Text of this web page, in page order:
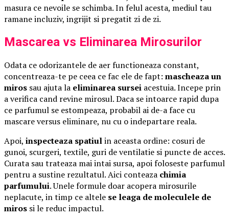
masura ce nevoile se schimba. In felul acesta, mediul tau
ramane incluziv, ingrijit si pregatit zi de zi.
Mascarea vs Eliminarea Mirosurilor
Odata ce odorizantele de aer functioneaza constant,
concentreaza-te pe ceea ce fac ele de fapt: mascheaza un
miros sau ajuta la eliminarea sursei acestuia. Incepe prin
a verifica cand revine mirosul. Daca se intoarce rapid dupa
ce parfumul se estompeaza, probabil ai de-a face cu
mascare versus eliminare, nu cu o indepartare reala.
Apoi, inspecteaza spatiulin aceasta ordine: cosuri de
gunoi, scurgeri, textile, guri de ventilatie si puncte de acces.
Curata sau trateaza mai intai sursa, apoi foloseste parfumul
pentru a sustine rezultatul. Aici conteaza chimia
parfumului. Unele formule doar acopera mirosurile
neplacute, in timp ce altele se leaga de moleculele de
miros si le reduc impactul.